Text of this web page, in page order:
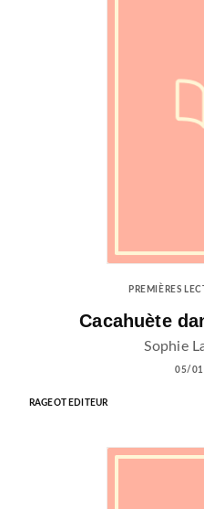
PREMIÈRES
Cacahuète
Sophie
05/
RAGEOT EDITEUR